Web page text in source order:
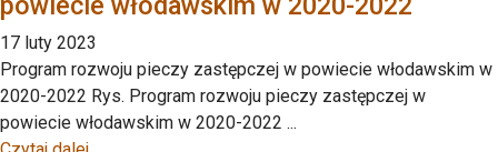
17 luty 2023
Program rozwoju pieczy zastępczej w powiecie włodawskim w
2020-2022 Rys. Program rozwoju pieczy zastępczej w
powiecie włodawskim w 2020-2022 ...